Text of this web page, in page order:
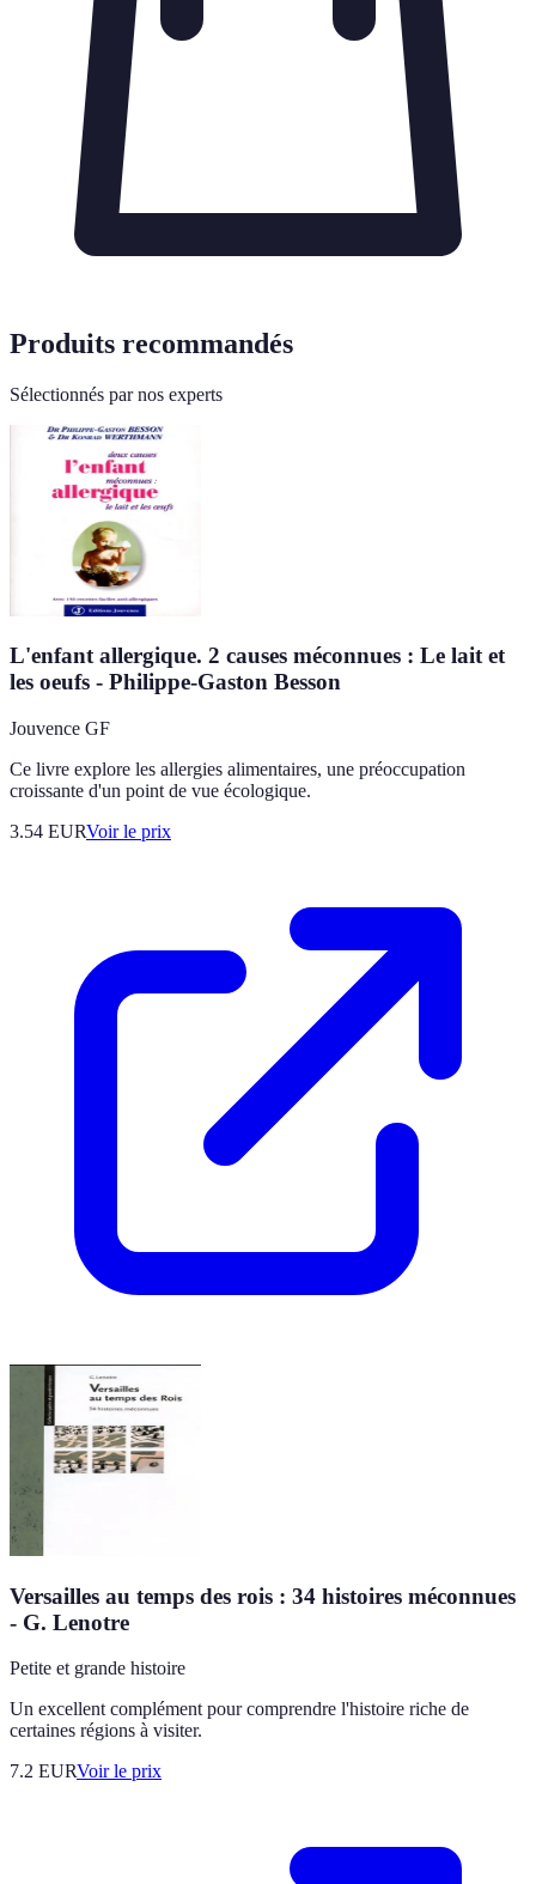
Produits recommandés
Sélectionnés par nos experts
L'enfant allergique. 2 causes méconnues : Le lait et
les oeufs - Philippe-Gaston Besson
Jouvence GF
Ce livre explore les allergies alimentaires, une préoccupation
croissante d'un point de vue écologique.
3.54 EURVoir le prix
Versailles au temps des rois : 34 histoires méconnues
- G. Lenotre
Petite et grande histoire
Un excellent complément pour comprendre l'histoire riche de
certaines régions à visiter.
7.2 EURVoir le prix